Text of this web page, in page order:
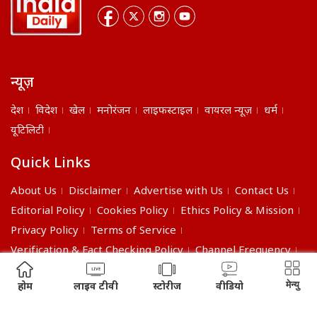
न्यूज़
देश विदेश खेल मनोरंजन लाइफस्टाइल वायरल न्यूज़
धर्म
यूटिलिटी
Quick Links
About Us Disclaimer Advertise with Us
Contact Us
Editorial Policy
Cookies Policy
Ethics Policy & Mission
Privacy Policy
Terms of Service
Verification & Fact Checking Policy
Channel Frequency
©2026 India Daily. All right reserved.
होम लाइव टीवी स्टोरीज वीडियो मेन्यु